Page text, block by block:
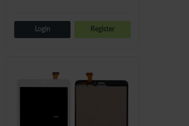
Login Register